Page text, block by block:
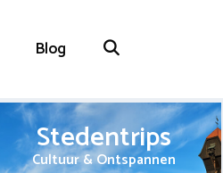
Blog
Stedentrips
Cultuur & Ontspannen